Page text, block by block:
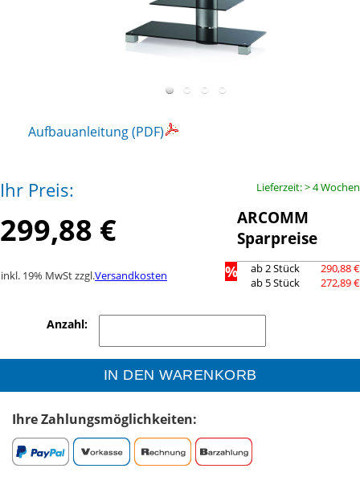
Aufbauanleitung (PDF)
Ihr Preis:
299,88 €
inkl. 19% MwSt zzgl.Versandkosten
Lieferzeit: > 4 Wochen
ARCOMM
Sparpreise
% ab 2 Stück
290,88 €
ab 5 Stück
272,89 €
Anzahl:
IN DEN WARENKORB
Ihre Zahlungsmöglichkeiten: